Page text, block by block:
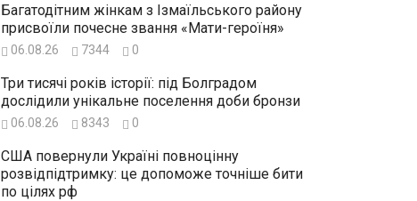
Багатодітним жінкам з Ізмаїльського району
присвоїли почесне звання «Мати-героїня»
06.08.26 7344 0
Три тисячі років історії: під Болградом
дослідили унікальне поселення доби бронзи
06.08.26 8343 0
США повернули Україні повноцінну
розвідпідтримку: це допоможе точніше бити
по цілях рф